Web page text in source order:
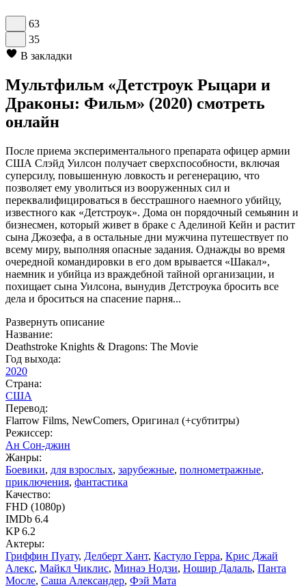
63
35
В закладки
Мультфильм «Детстроук Рыцари и
Драконы: Фильм» (2020) смотреть
онлайн
После приема экспериментального препарата офицер армии
США Слэйд Уилсон получает сверхспособности, включая
суперсилу, повышенную ловкость и регенерацию, что
позволяет ему уволиться из вооруженных сил и
переквалифицироваться в бесстрашного наемного убийцу,
известного как «Детстроук». Дома он порядочный семьянин и
бизнесмен, который живет в браке с Аделиной Кейн и растит
сына Джозефа, а в остальные дни мужчина путешествует по
всему миру, выполняя опасные задания. Однажды во время
очередной командировки в его дом врывается «Шакал»,
наемник и убийца из враждебной тайной организации, и
похищает сына Уилсона, вынудив Детстроука бросить все
дела и броситься на спасение парня...
Развернуть описание
Название:
Deathstroke Knights & Dragons: The Movie
Год выхода:
2020
Страна:
США
Перевод:
Flarrow Films, NewComers, Оригинал (+субтитры)
Режиссер:
Ан Сон-джин
Жанры:
Боевики, для взрослых, зарубежные, полнометражные,
приключения, фантастика
Качество:
FHD (1080p)
IMDb 6.4
KP 6.2
Актеры:
Гриффин Пуату, Делберт Хант, Кастуло Герра, Крис Джай
Алекс, Майкл Чиклис, Минаэ Нодзи, Ношир Далаль, Панта
Мосле, Саша Александер, Фэй Мата